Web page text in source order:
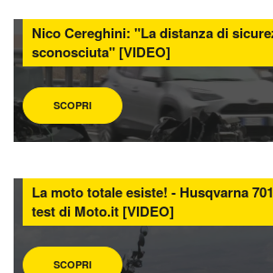
Nico Cereghini: "La distanza di
sconosciuta" [VIDEO]
SCOPRI
La moto totale esiste! - Husqvarna
test di Moto.it [VIDEO]
SCOPRI